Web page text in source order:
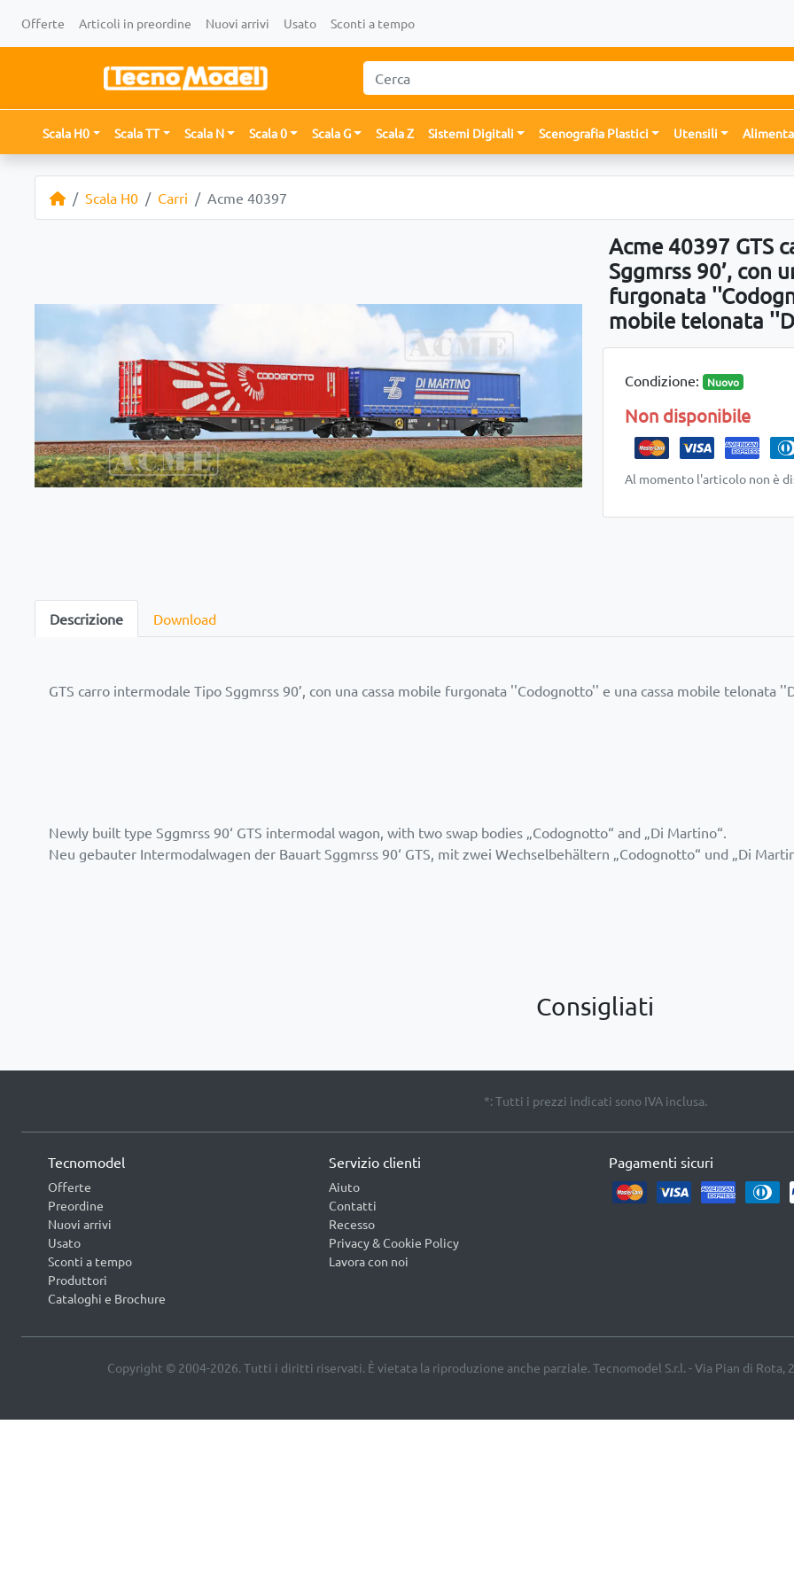
Offerte Articoli in preordine Nuovi arrivi Usato Sconti a tempo
Scala H0 Scala TT Scala N Scala 0 Scala G Scala Z Sistemi Digitali Scenografia Plastici Utensili
Scala H0 Carri Acme 40397
Acme 40397 GTS
Sggmrss 90’, con
furgonata
mobile telonata
Condizione: Nuovo
Non disponibile
Al momento l'articolo non è
Descrizione Download
GTS carro intermodale Tipo Sggmrss 90’, con una cassa mobile furgonata ''Codognotto'' e una cassa mobile telonata
Newly built type Sggmrss 90‘ GTS intermodal wagon, with two swap bodies „Codognotto“ and „Di Martino“.
Neu gebauter Intermodalwagen der Bauart Sggmrss 90‘ GTS, mit zwei Wechselbehältern „Codognotto“ und „Di
Consigliati
*: Tutti i prezzi indicati sono IVA inclusa.
Tecnomodel
Offerte
Preordine
Nuovi arrivi
Usato
Sconti a tempo
Produttori
Cataloghi e Brochure
Servizio clienti
Aiuto
Contatti
Recesso
Privacy & Cookie Policy
Lavora con noi
Pagamenti sicuri
Copyright © 2004-2026. Tutti i diritti riservati. È vietata la riproduzione anche parziale. Tecnomodel S.r.l. - Via Pian di Rota,